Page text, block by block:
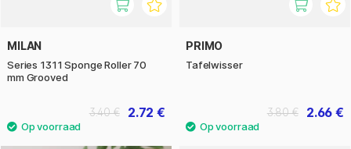
MILAN
Series 1311 Sponge Roller 70
mm Grooved
2.72 €
3.40 €
PRIMO
Tafelwisser
2.66 €
3.80 €